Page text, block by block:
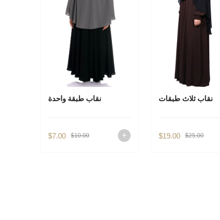
نقاب طبقة واحدة
$7.00 $10.00
نقاب ثلاث طبقات
$19.00 $25.00